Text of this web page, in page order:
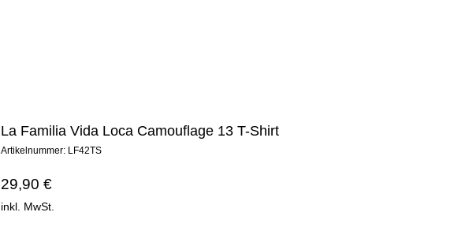
La Familia Vida Loca Camouflage 13 T-Shirt
Artikelnummer: LF42TS
29,90 €Preis
inkl. MwSt.